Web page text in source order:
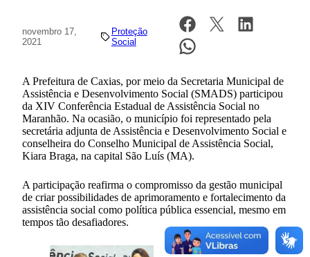
novembro 17,
2021
Proteção
Social
A Prefeitura de Caxias, por meio da Secretaria Municipal de
Assistência e Desenvolvimento Social (SMADS) participou
da XIV Conferência Estadual de Assistência Social no
Maranhão. Na ocasião, o município foi representado pela
secretária adjunta de Assistência e Desenvolvimento Social e
conselheira do Conselho Municipal de Assistência Social,
Kiara Braga, na capital São Luís (MA).
A participação reafirma o compromisso da gestão municipal
de criar possibilidades de aprimoramento e fortalecimento da
assistência social como política pública essencial, mesmo em
tempos tão desafiadores.